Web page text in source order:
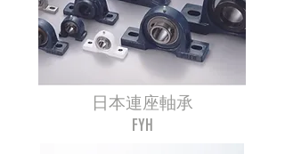
日本連座軸承
FYH